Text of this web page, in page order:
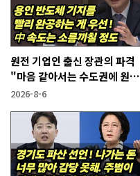
원전 기업인 출신 장관의 파격
"마음 같아서는 수도권에 원전
짓고싶다"
2026-8-6